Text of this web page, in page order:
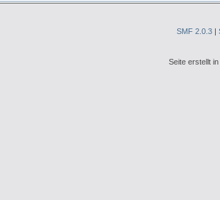
SMF 2.0.3|
Seite erstellt